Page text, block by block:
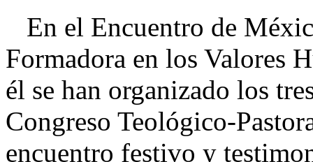
En el Encuentro de
Formadora en los Valores
él se han organizado los
Congreso Teológico-
encuentro festivo y